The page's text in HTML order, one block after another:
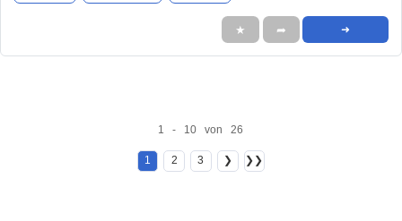
★ ➦ ➜
1 - 10 von 26
1 2 3 ❯ ❯❯